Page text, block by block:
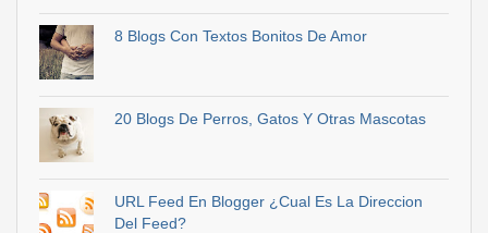
8 Blogs Con Textos Bonitos De Amor
20 Blogs De Perros, Gatos Y Otras Mascotas
URL Feed En Blogger ¿Cual Es La Direccion
Del Feed?